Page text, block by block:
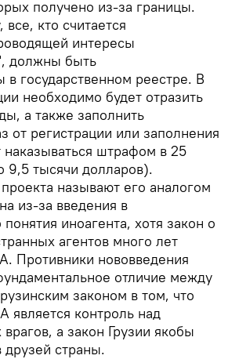
получено из-за границы.
кто считается
интересы
должны быть
в государственном реестре. В
необходимо будет отразить
а также заполнить
от регистрации или заполнения
наказываться штрафом в 25
9,5 тысячи долларов).
называют его аналогом
из-за введения в
иноагента, хотя закон о
агентов много лет
Противники нововведения
отличие между
законом в том, что
контроль над
а закон Грузии якобы
друзей страны.